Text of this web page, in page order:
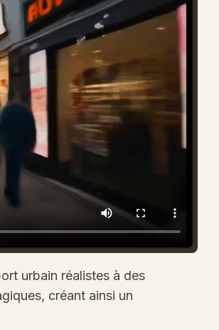
urbain réalistes à des
créant ainsi un